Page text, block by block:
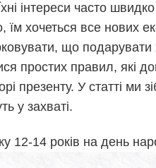
інтереси часто
хочеться все нових
що подарувати
простих правил, які
презенту. У статті ми
у захваті.
12-14 років на день